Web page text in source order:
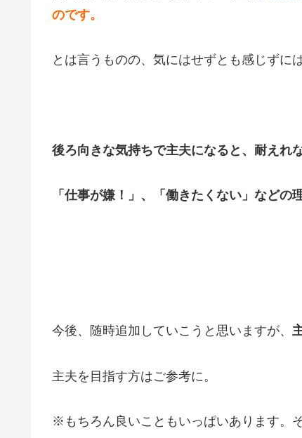
のです。
とは言うものの、気にはせずとも感じずに
後ろ向きな気持ちで主夫になると、耐えれ
「仕事が嫌！」、「働きたくない」などの
今後、随時追加していこうと思いますが、
主夫を目指す方はご参考に。
※もちろん良いこともいっぱいあります。